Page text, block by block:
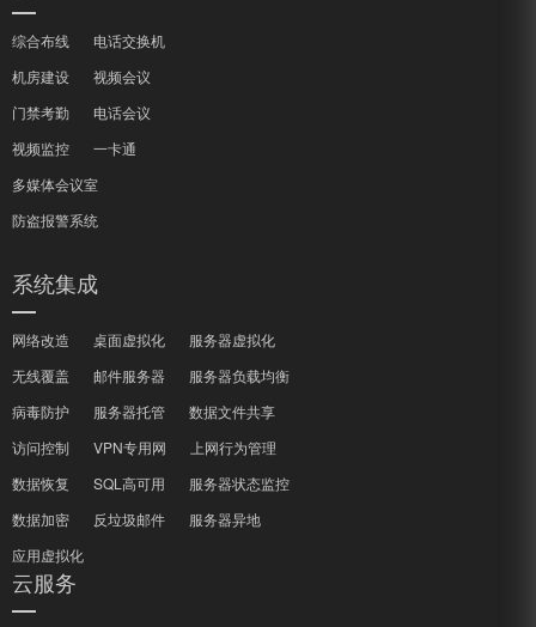
综合布线
电话交换机
机房建设
视频会议
门禁考勤
电话会议
视频监控
一卡通
多媒体会议室
防盗报警系统
系统集成
网络改造 桌面虚拟化
服务器虚拟化
无线覆盖
邮件服务器
服务器负载均衡
病毒防护
服务器托管
数据文件共享
访问控制
VPN专用网
上网行为管理
数据恢复
SQL高可用
服务器状态监控
数据加密
反垃圾邮件
服务器异地
应用虚拟化
云服务